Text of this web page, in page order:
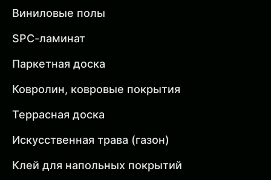
Виниловые полы
SPC-ламинат
Паркетная доска
Ковролин, ковровые покрытия
Террасная доска
Искусственная трава (газон)
Клей для напольных покрытий